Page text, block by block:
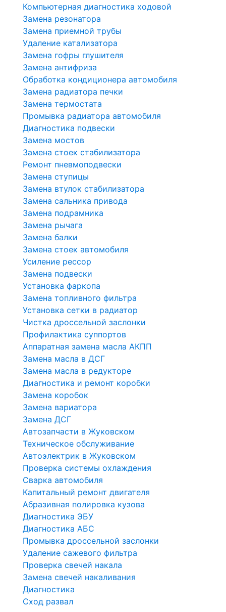
Компьютерная диагностика ходовой
Замена резонатора
Замена приемной трубы
Удаление катализатора
Замена гофры глушителя
Замена антифриза
Обработка кондиционера автомобиля
Замена радиатора печки
Замена термостата
Промывка радиатора автомобиля
Диагностика подвески
Замена мостов
Замена стоек стабилизатора
Ремонт пневмоподвески
Замена ступицы
Замена втулок стабилизатора
Замена сальника привода
Замена подрамника
Замена рычага
Замена балки
Замена стоек автомобиля
Усиление рессор
Замена подвески
Установка фаркопа
Замена топливного фильтра
Установка сетки в радиатор
Чистка дроссельной заслонки
Профилактика суппортов
Аппаратная замена масла АКПП
Замена масла в ДСГ
Замена масла в редукторе
Диагностика и ремонт коробки
Замена коробок
Замена вариатора
Замена ДСГ
Автозапчасти в Жуковском
Техническое обслуживание
Автоэлектрик в Жуковском
Проверка системы охлаждения
Сварка автомобиля
Капитальный ремонт двигателя
Абразивная полировка кузова
Диагностика ЭБУ
Диагностика АБС
Промывка дроссельной заслонки
Удаление сажевого фильтра
Проверка свечей накала
Замена свечей накаливания
Диагностика
Сход развал